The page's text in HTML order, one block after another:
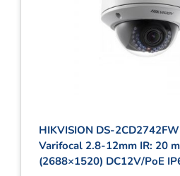
Winkelwagen
HIKVISION DS-
Varifocal 2.8-12mm IR: 20
(2688×1520) DC12V/PoE